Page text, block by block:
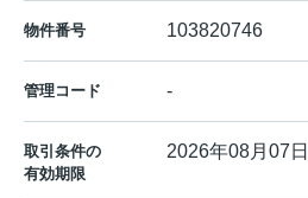
物件番号 103820746
管理コード -
取引条件の
有効期限
2026年08月07日